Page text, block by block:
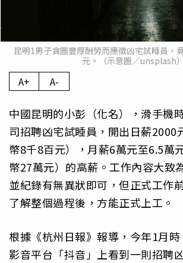
昆明1男子貪圖豐厚酬勞而應徵凶宅試睡員，
元。（示意圖／unsplash）
A+ A-
中國昆明的小彭（化名），滑手機
司招聘凶宅試睡員，開出日薪2000
幣8千8百元），月薪6萬元至6.5萬
幣27萬元）的高薪。工作內容大致
並紀錄有無異狀即可，但正式工作
了解整個過程後，方能正式上工。
根據《杭州日報》報導，今年1月
影音平台「抖音」上看到一則招聘